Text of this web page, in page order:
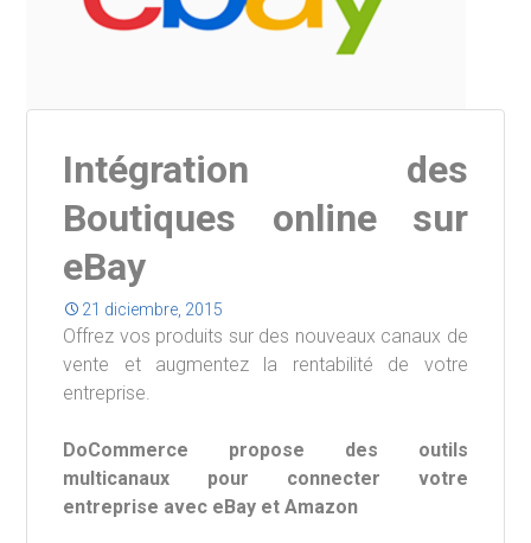
Intégration des
Boutiques online sur
eBay
21 diciembre, 2015
Offrez vos produits sur des nouveaux canaux de
vente et augmentez la rentabilité de votre
entreprise.
DoCommerce propose des outils
multicanaux pour connecter votre
entreprise avec eBay et Amazon